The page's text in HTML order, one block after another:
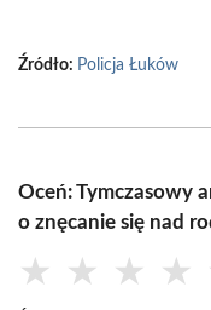
Źródło: Policja Łuków
Oceń: Tymczasowy
o znęcanie się nad
★ ★ ★ ★